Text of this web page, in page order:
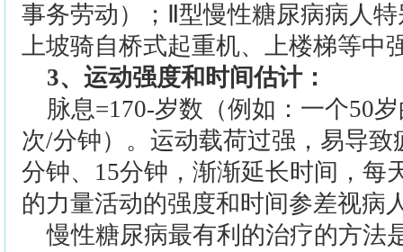
事务劳动）；Ⅱ型慢性糖尿病病人
上坡骑自桥式起重机、上楼梯等中
3、运动强度和时间估计：
脉息=170-岁数（例如：一个50
次/分钟）。运动载荷过强，易导
分钟、15分钟，渐渐延长时间，每
的力量活动的强度和时间参差视病
慢性糖尿病最有利的治疗的方法